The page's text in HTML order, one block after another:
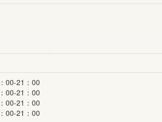
00-21：00
00-21：00
00-21：00
00-21：00